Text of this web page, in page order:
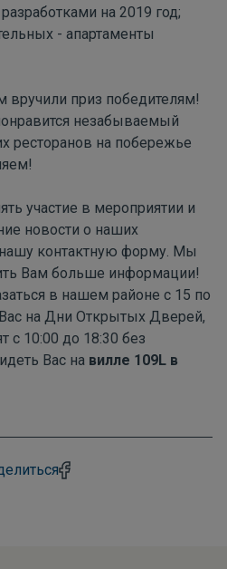
на 2019 год;
- апартаменты
вручили приз победителям!
незабываемый
ресторанов на побережье
участие в мероприятии и
новости о наших
нашу контактную форму. Мы
Вам больше информации!
в нашем районе с 15 по
на Дни Открытых Дверей,
с 10:00 до 18:30 без
Вас на вилле 109L в